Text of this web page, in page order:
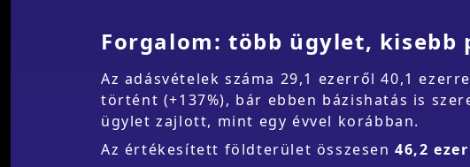
Forgalom: több ügylet, kisebb
Az adásvételek száma 29,1 ezerről 40,1
történt (+137%), bár ebben bázishatás is
ügylet zajlott, mint egy évvel korábban.
Az értékesített földterület összesen46,2